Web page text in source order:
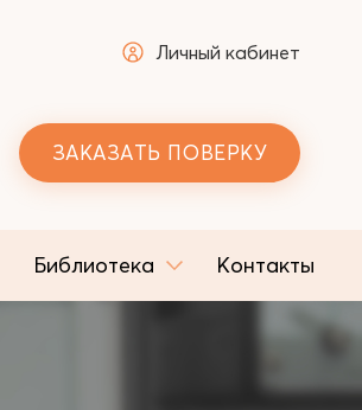
Личный кабинет
ЗАКАЗАТЬ ПОВЕРКУ
Библиотека Контакты